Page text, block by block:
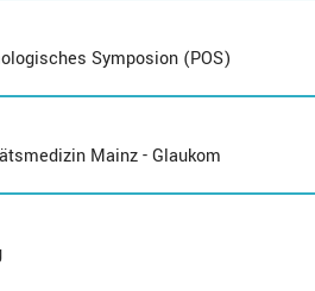
Symposion (POS)
Mainz - Glaukom